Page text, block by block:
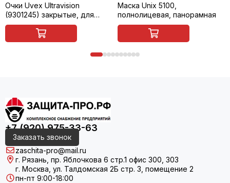
Очки Uvex Ultravision
(9301245) закрытые, для
сварщика (газосварки)
Маска Unix 5100,
полнолицевая, панорамная
+7 (920) 975-33-63
Заказать звонок
zaschita-pro@mail.ru
г. Рязань, пр. Яблочкова 6 стр.1 офис 300, 303
г. Москва, ул. Талдомская 2Б стр. 3, помещение 2
пн-пт 9:00-18:00